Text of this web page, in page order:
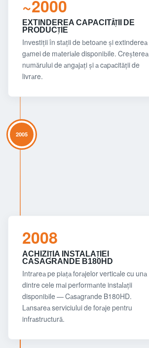
~2000
EXTINDEREA CAPACITĂȚII DE
PRODUCȚIE
Investiții în stații de betoane și extinderea
gamei de materiale disponibile. Creșterea
numărului de angajați și a capacității de
livrare.
2005
2008
ACHIZIȚIA INSTALAȚIEI
CASAGRANDE B180HD
Intrarea pe piața forajelor verticale cu una
dintre cele mai performante instalații
disponibile — Casagrande B180HD.
Lansarea serviciului de foraje pentru
infrastructură.